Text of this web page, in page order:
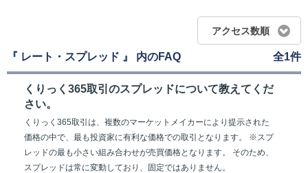
アクセス数順
『 レート・スプレッド 』 内のFAQ 全1件
くりっく365取引のスプレッドについて教えてくだ
さい。
くりっく365取引は、複数のマーケットメイカーにより提示された
価格の中で、最も投資家に有利な価格での取引となります。 ※スプ
レッドの最も小さい組み合わせが売買価格となります。 そのため、
スプレッドは常に変動しており、固定ではありません。